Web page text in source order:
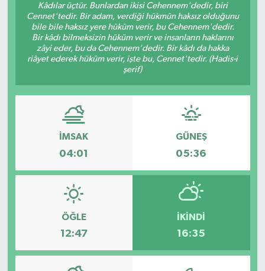
Kâdılar üçtür. Bunlardan ikisi Cehennem'dedir, biri
Cennet'tedir. Bir adam, verdiği hükmün haksız olduğunu
bile bile haksız yere hüküm verir, bu Cehennem'dedir.
Bir kâdı bilmeksizin hüküm verir ve insanların haklarını
zâyi eder, bu da Cehennem'dedir. Bir kâdı da hakka
riâyet ederek hüküm verir, işte bu, Cennet'tedir. (Hadis-i
şerif)
İMSAK
04:01
GÜNEŞ
05:36
ÖĞLE
12:47
İKINDI
16:35